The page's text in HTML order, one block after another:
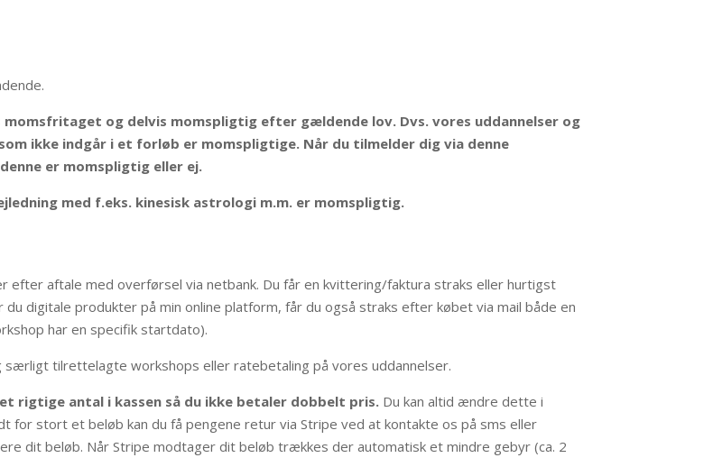
momsfritaget og delvis momspligtig efter gældende lov. Dvs. vores uddannelser og
ikke indgår i et forløb er momspligtige. Når du tilmelder dig via denne
er momspligtig eller ej.
med f.eks. kinesisk astrologi m.m. er momspligtig.
efter aftale med overførsel via netbank. Du får en kvittering/faktura straks eller hurtigst
digitale produkter på min online platform, får du også straks efter købet via mail både en
har en specifik startdato).
særligt tilrettelagte workshops eller ratebetaling på vores uddannelser.
rigtige antal i kassen så du ikke betaler dobbelt pris. Du kan altid ændre dette i
for stort et beløb kan du få pengene retur via Stripe ved at kontakte os på sms eller
dit beløb. Når Stripe modtager dit beløb trækkes der automatisk et mindre gebyr (ca. 2